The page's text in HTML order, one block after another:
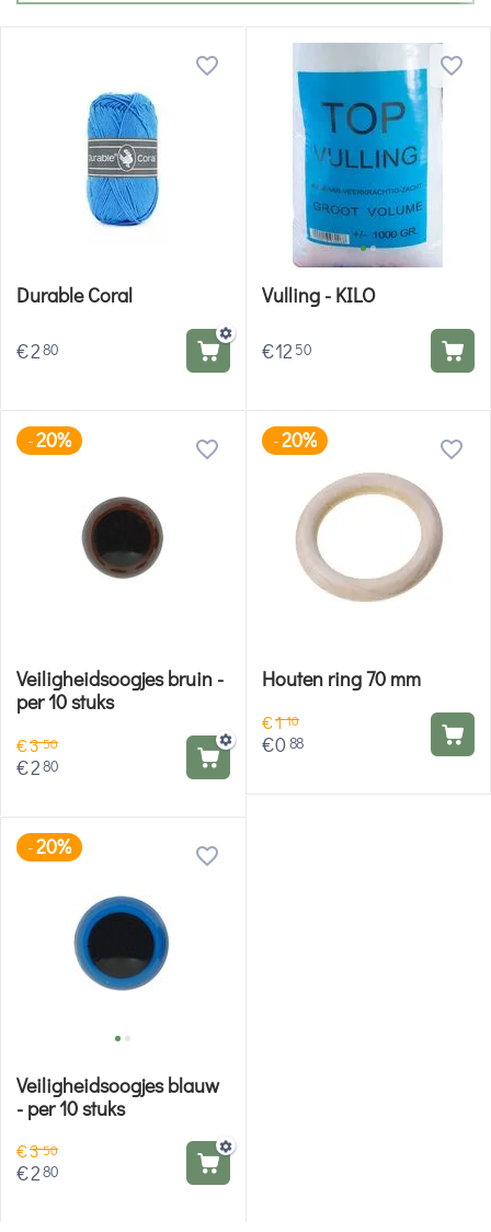
Durable Coral
€280
Vulling - KILO
€12 50
-20%
Veiligheidsoogjes bruin -
per 10 stuks
€350
€280
-20%
Houten ring 70 mm
€110
€088
-20%
Veiligheidsoogjes blauw
- per 10 stuks
€350
€280